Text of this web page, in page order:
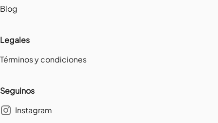
Blog
Legales
Términos y condiciones
Seguinos
Instagram